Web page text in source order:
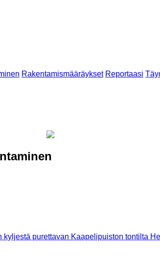
Rakentamismääräykset Reportaasi
purettavan Kaapelipuiston tontilta